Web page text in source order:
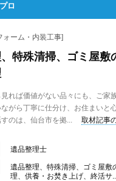
ロ
ォーム・内装工事]
特殊清掃、ゴミ屋敷
れば価値がない品々にも、ご家
がら丁寧に仕分け、お住まいと
のは、仙台市を拠...
取材記事
遺品整理士
遺品整理、特殊清掃、ゴミ屋敷
理、供養・お焚き上げ、終活サ